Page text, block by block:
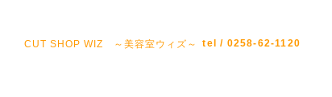
CUT SHOP WIZ ～美容室ウィズ～ tel / 0258-62-1120